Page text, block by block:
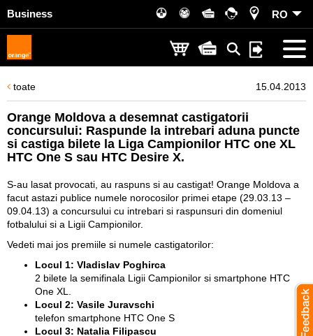
Business RO
toate 15.04.2013
Orange Moldova a desemnat castigatorii
concursului: Raspunde la intrebari aduna puncte
si castiga bilete la Liga Campionilor HTC one XL
HTC One S sau HTC Desire X.
S-au lasat provocati, au raspuns si au castigat! Orange Moldova a
facut astazi publice numele norocosilor primei etape (29.03.13 –
09.04.13) a concursului cu intrebari si raspunsuri din domeniul
fotbalului si a Ligii Campionilor.
Vedeti mai jos premiile si numele castigatorilor:
Locul 1: Vladislav Poghirca
2 bilete la semifinala Ligii Campionilor si smartphone HTC
One XL.
Locul 2: Vasile Juravschi
telefon smartphone HTC One S
Locul 3: Natalia Filipascu